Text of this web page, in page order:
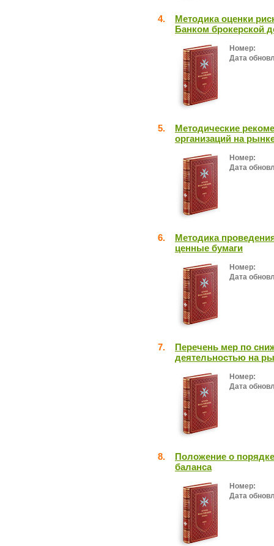
4.
Методика оценки
Банком брокерской
Номер:
Дата
5.
Методические
организаций на
Номер:
Дата
6.
Методика
ценные бумаги
Номер:
Дата
7.
Перечень мер по
деятельностью на
Номер:
Дата
8.
Положение о
баланса
Номер:
Дата